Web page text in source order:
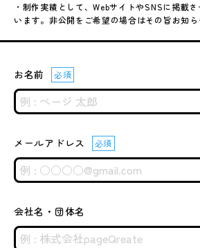
・制作実績として、WebサイトやSNSに掲載
います。非公開をご希望の場合はその旨お知ら
お名前 必須
メールアドレス 必須
会社名・団体名